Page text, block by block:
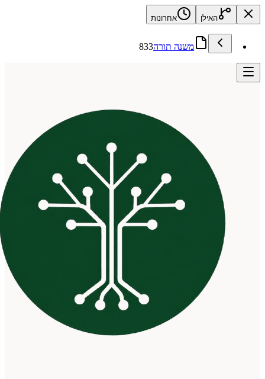
האילן אחרונות
משנה תורה833